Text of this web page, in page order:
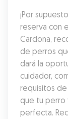
¡Por
reserva con
Cardona,
de perros
dará la
cuidador,
requisitos
que tu perro
perfecta.